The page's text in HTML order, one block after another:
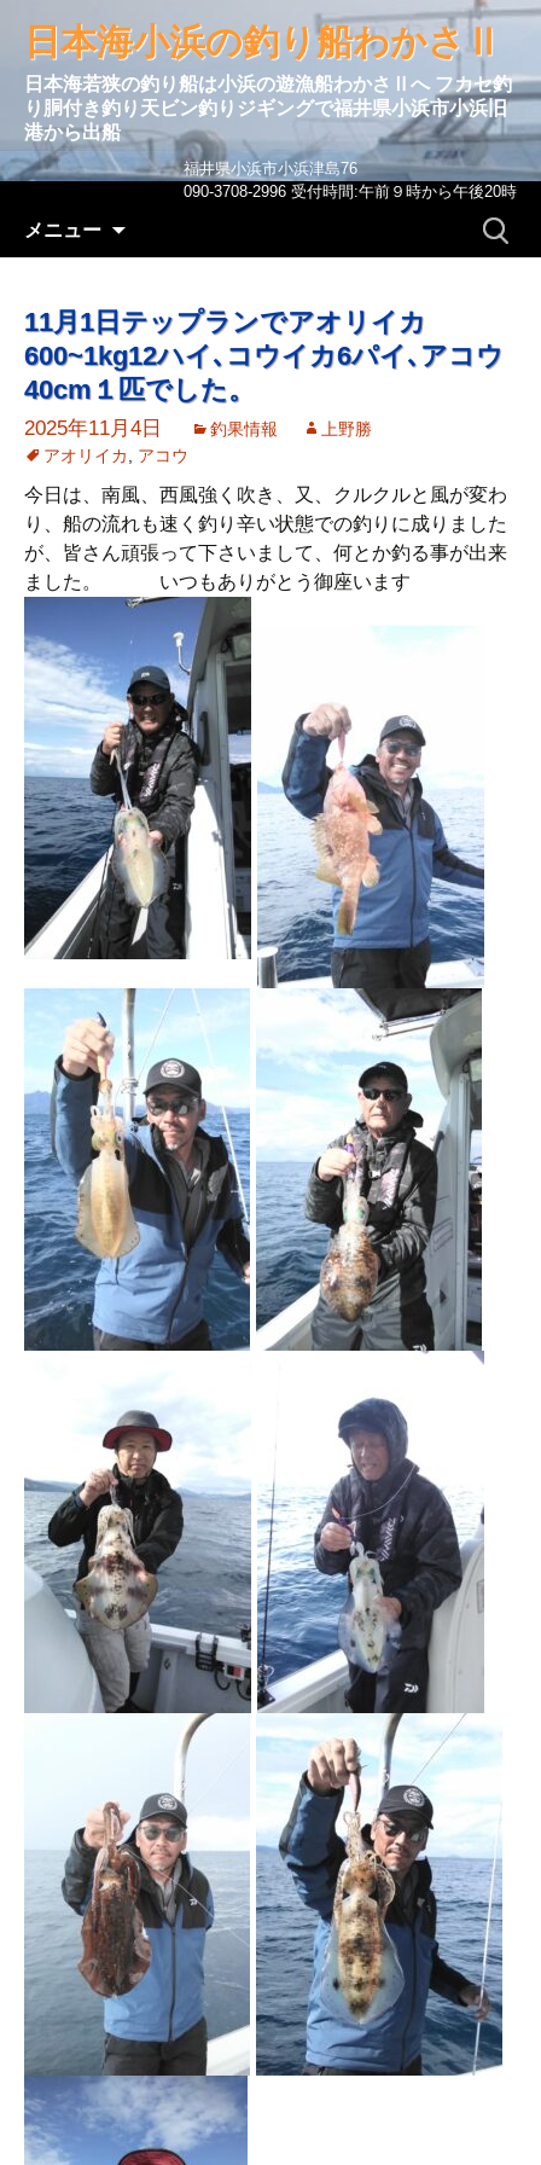
日本海小浜の釣り船わかさⅡ
日本海若狭の釣り船は小浜の遊漁船わかさⅡへ フカセ釣
り胴付き釣り天ビン釣りジギングで福井県小浜市小浜旧
港から出船
福井県小浜市小浜津島76
090-3708-2996 受付時間:午前９時から午後20時
メニュー
検
11月1日テップランでアオリイカ
600~1kg12ハイ､コウイカ6パイ､アコウ
40cm１匹でした。
2025年11月4日 釣果情報
上野勝
アオリイカ
アコウ
今日は、南風、西風強く吹き、又、クルクルと風が変わ
り、船の流れも速く釣り辛い状態での釣りに成りました
が、皆さん頑張って下さいまして、何とか釣る事が出来
ました。 いつもありがとう御座います